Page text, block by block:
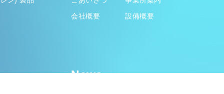
会社概要
設備概要
News